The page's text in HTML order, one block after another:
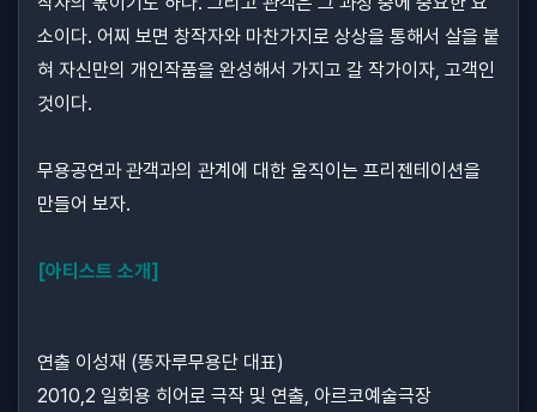
소이다. 어찌 보면 창작자와 마찬가지로 상상을 통해서 살을 붙
혀 자신만의 개인작품을 완성해서 가지고 갈 작가이자, 고객인
것이다.
무용공연과 관객과의 관계에 대한 움직이는 프리젠테이션을
만들어 보자.
[아티스트 소개]
연출 이성재 (똥자루무용단 대표)
2010,2 일회용 히어로 극작 및 연출, 아르코예술극장